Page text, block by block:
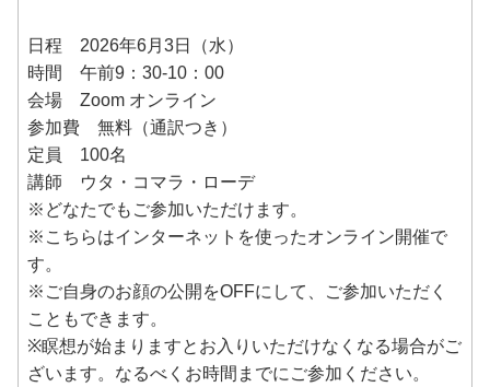
日程 2026年6月3日（水）
時間 午前9：30-10：00
会場 Zoom オンライン
参加費 無料（通訳つき）
定員 100名
講師 ウタ・コマラ・ローデ
※どなたでもご参加いただけます。
※こちらはインターネットを使ったオンライン開催で
す。
※ご自身のお顔の公開をOFFにして、ご参加いただく
こともできます。
※瞑想が始まりますとお入りいただけなくなる場合がご
ざいます。なるべくお時間までにご参加ください。